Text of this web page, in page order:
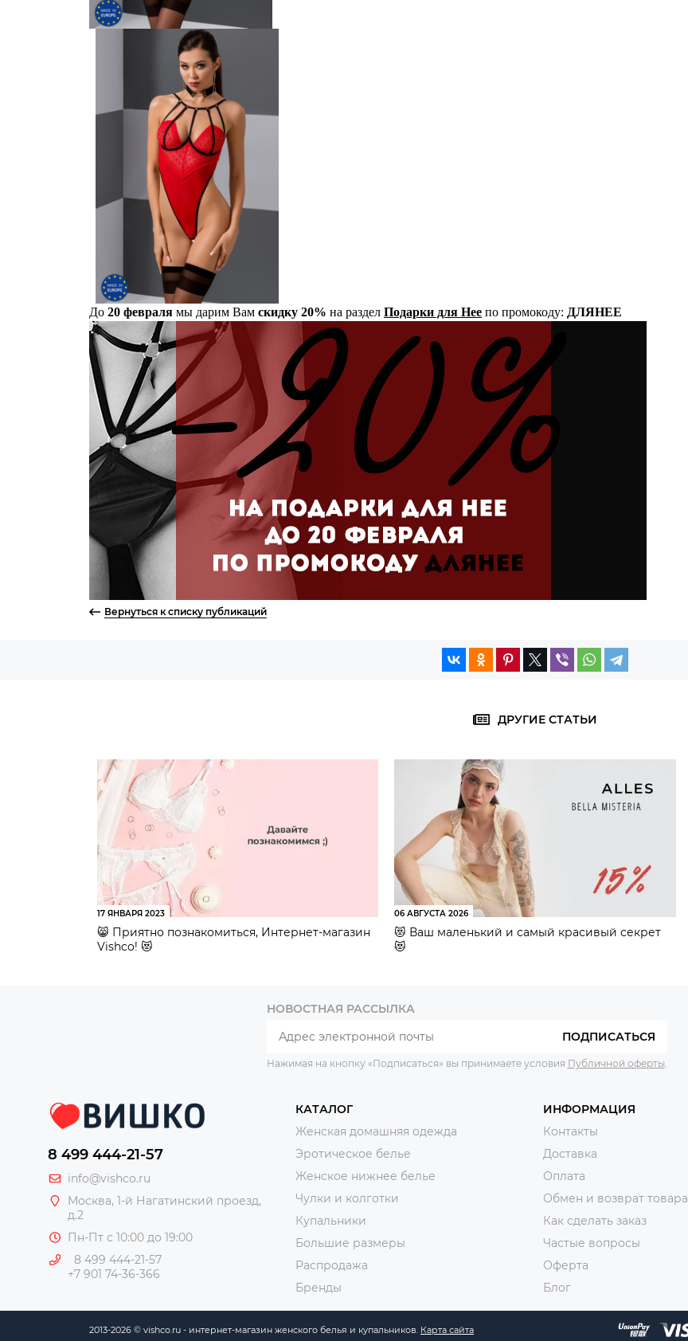
До 20 февраля мы дарим Вам скидку 20% на раздел Подарки для Нее по промокоду: ДЛЯНЕЕ
Вернуться к списку публикаций
ДРУГИЕ СТАТЬИ
17 ЯНВАРЯ 2023
😸 Приятно познакомиться, Интернет-магазин
Vishco! 😻
06 АВГУСТА 2026
😻 Ваш маленький и самый красивый секрет
😻
НОВОСТНАЯ РАССЫЛКА
ПОДПИСАТЬСЯ
Нажимая на кнопку «Подписаться» вы принимаете условия Публичной оферты
8 499 444-21-57
info@vishco.ru
Москва, 1-й Нагатинский проезд,
д.2
Пн-Пт с 10:00 до 19:00
8 499 444-21-57
+7 901 74-36-366
КАТАЛОГ
Женская домашняя одежда
Эротическое белье
Женское нижнее белье
Чулки и колготки
Купальники
Большие размеры
Распродажа
Бренды
ИНФОРМАЦИЯ
Контакты
Доставка
Оплата
Обмен и возврат товара
Как сделать заказ
Частые вопросы
Оферта
Блог
2013-2026 © vishco.ru - интернет-магазин женского белья и купальников. Карта сайта